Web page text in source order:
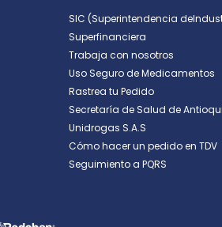
SIC (Superintendencia
Superfinanciera
Trabaja con nosotros
Uso Seguro de Medicamentos
Rastrea tu Pedido
Secretaría de Salud de
Unidrogas S.A.S
Cómo hacer un pedido en TDV
Seguimiento a PQRS